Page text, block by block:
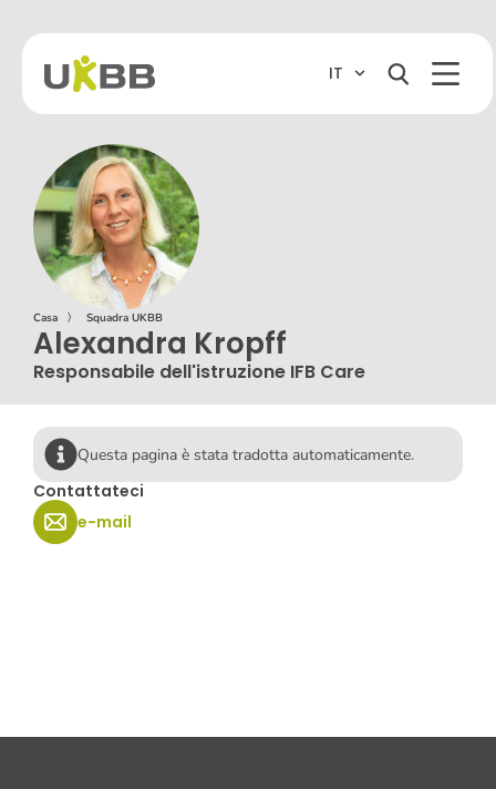
IT
Casa 〉 Squadra UKBB
Alexandra Kropff
Responsabile dell'istruzione IFB Care
Questa pagina è stata tradotta automaticamente.
Contattateci
e-mail